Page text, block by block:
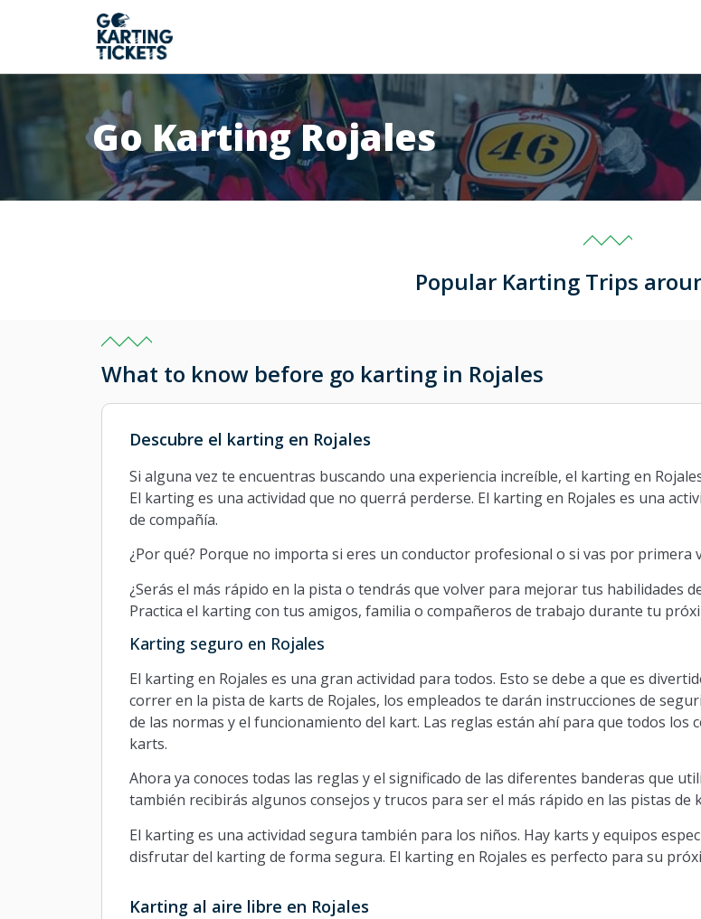
Go Karting Rojales
Popular Karting Trips
What to know before go karting in Rojales
Descubre el karting en Rojales
Si alguna vez te encuentras buscando una experiencia increíble, el karting en
El karting es una actividad que no querrá perderse. El karting en Rojales es una
de compañía.
¿Por qué? Porque no importa si eres un conductor profesional o si vas por primera
¿Serás el más rápido en la pista o tendrás que volver para mejorar tus habilidades
Practica el karting con tus amigos, familia o compañeros de trabajo durante tu
Karting seguro en Rojales
El karting en Rojales es una gran actividad para todos. Esto se debe a que es
correr en la pista de karts de Rojales, los empleados te darán instrucciones de
de las normas y el funcionamiento del kart. Las reglas están ahí para que todos los
karts.
Ahora ya conoces todas las reglas y el significado de las diferentes banderas que
también recibirás algunos consejos y trucos para ser el más rápido en las pistas de
El karting es una actividad segura también para los niños. Hay karts y equipos
disfrutar del karting de forma segura. El karting en Rojales es perfecto para su
Karting al aire libre en Rojales